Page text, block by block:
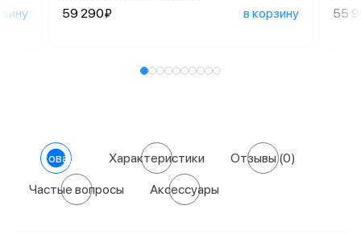
59 290₽
в корзину
55
О товаре Характеристики Отзывы(0)
Частые вопросы Аксессуары